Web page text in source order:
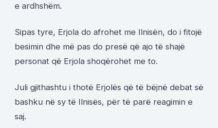
e ardhshëm.
Sipas tyre, Erjola do afrohet me Ilnisën, do i fitojë
besimin dhe më pas do presë që ajo të shajë
personat që Erjola shoqërohet me to.
Juli gjithashtu i thotë Erjolës që të bëjnë debat së
bashku në sy të Ilnisës, për të parë reagimin e
saj.